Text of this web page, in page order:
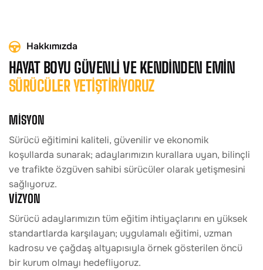
Hakkımızda
HAYAT BOYU GÜVENLİ VE KENDİNDEN EMİN
SÜRÜCÜLER YETİŞTİRİYORUZ
MİSYON
Sürücü eğitimini kaliteli, güvenilir ve ekonomik
koşullarda sunarak; adaylarımızın kurallara uyan, bilinçli
ve trafikte özgüven sahibi sürücüler olarak yetişmesini
sağlıyoruz.
VİZYON
Sürücü adaylarımızın tüm eğitim ihtiyaçlarını en yüksek
standartlarda karşılayan; uygulamalı eğitimi, uzman
kadrosu ve çağdaş altyapısıyla örnek gösterilen öncü
bir kurum olmayı hedefliyoruz.